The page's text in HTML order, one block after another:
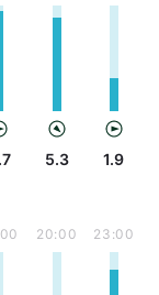
5.3 1.9
20:00 23:00